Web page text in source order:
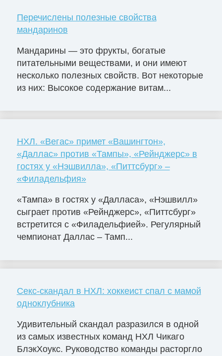
Перечислены полезные свойства
мандаринов
Мандарины — это фрукты, богатые
питательными веществами, и они имеют
несколько полезных свойств. Вот некоторые
из них: Высокое содержание витам...
НХЛ. «Вегас» примет «Вашингтон»,
«Даллас» против «Тампы», «Рейнджерс» в
гостях у «Нэшвилла», «Питтсбург» –
«Филадельфия»
«Тампа» в гостях у «Далласа», «Нэшвилл»
сыграет против «Рейнджерс», «Питтсбург»
встретится с «Филадельфией». Регулярный
чемпионат Даллас – Тамп...
Секс-скандал в НХЛ: хоккеист спал с мамой
одноклубника
Удивительный скандал разразился в одной
из самых известных команд НХЛ Чикаго
БлэкХоукс. Руководство команды расторгло